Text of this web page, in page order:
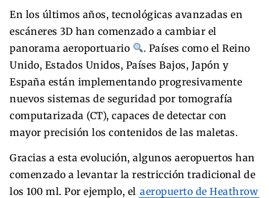
En los últimos años, tecnológicas avanzadas en
escáneres 3D han comenzado a cambiar el
panorama aeroportuario
. Países como el Reino
Unido, Estados Unidos, Países Bajos, Japón y
España están implementando progresivamente
nuevos sistemas de seguridad por tomografía
computarizada (CT), capaces de detectar con
mayor precisión los contenidos de las maletas.
Gracias a esta evolución, algunos aeropuertos han
comenzado a levantar la restricción tradicional de
los 100 ml. Por ejemplo, el aeropuerto de Heathrow